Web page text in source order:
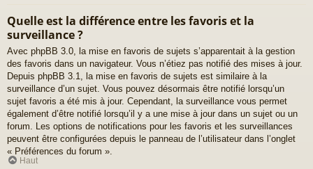
Quelle est la différence entre les favoris et la
surveillance ?
Avec phpBB 3.0, la mise en favoris de sujets s’apparentait à la gestion
des favoris dans un navigateur. Vous n’étiez pas notifié des mises à jour.
Depuis phpBB 3.1, la mise en favoris de sujets est similaire à la
surveillance d’un sujet. Vous pouvez désormais être notifié lorsqu’un
sujet favoris a été mis à jour. Cependant, la surveillance vous permet
également d’être notifié lorsqu’il y a une mise à jour dans un sujet ou un
forum. Les options de notifications pour les favoris et les surveillances
peuvent être configurées depuis le panneau de l’utilisateur dans l’onglet
« Préférences du forum ».
Haut